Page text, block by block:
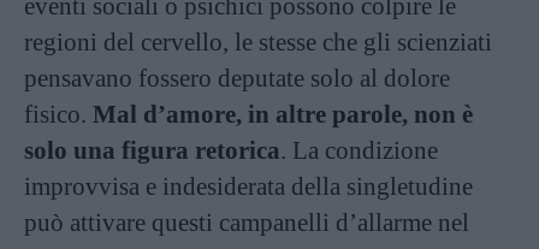
eventi sociali o psichici possono colpire le
regioni del cervello, le stesse che gli scienziati
pensavano fossero deputate solo al dolore
fisico. Mal d’amore, in altre parole, non è
solo una figura retorica. La condizione
improvvisa e indesiderata della singletudine
può attivare questi campanelli d’allarme nel